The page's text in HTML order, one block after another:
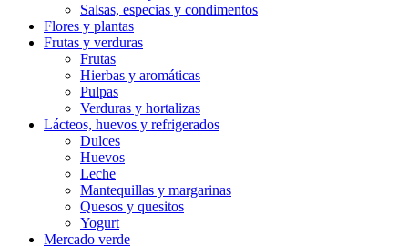
Salsas, especias y condimentos
Flores y plantas
Frutas y verduras
Frutas
Hierbas y aromáticas
Pulpas
Verduras y hortalizas
Lácteos, huevos y refrigerados
Dulces
Huevos
Leche
Mantequillas y margarinas
Quesos y quesitos
Yogurt
Mercado verde